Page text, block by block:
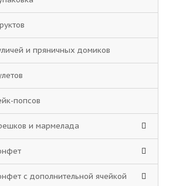
и пряничных домиков
попсов
и мармелада
с дополнительной ячейкой